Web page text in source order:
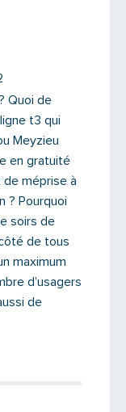
Quoi de
t3 qui
Meyzieu
en gratuité
de méprise à
? Pourquoi
soirs de
de tous
maximum
d’usagers
de